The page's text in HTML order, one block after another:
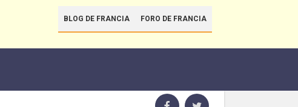
BLOG DE FRANCIA FORO DE FRANCIA